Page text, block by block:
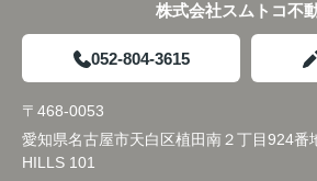
株式会社スムトコ不
052-804-3615
〒468-0053
愛知県名古屋市天白区植田南２丁目924
HILLS 101